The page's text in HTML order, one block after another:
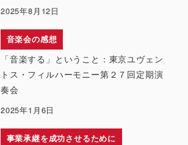
2025年8月12日
音楽会の感想
「音楽する」ということ：東京ユヴェン
トス・フィルハーモニー第２７回定期演
奏会
2025年1月6日
事業承継を成功させるために